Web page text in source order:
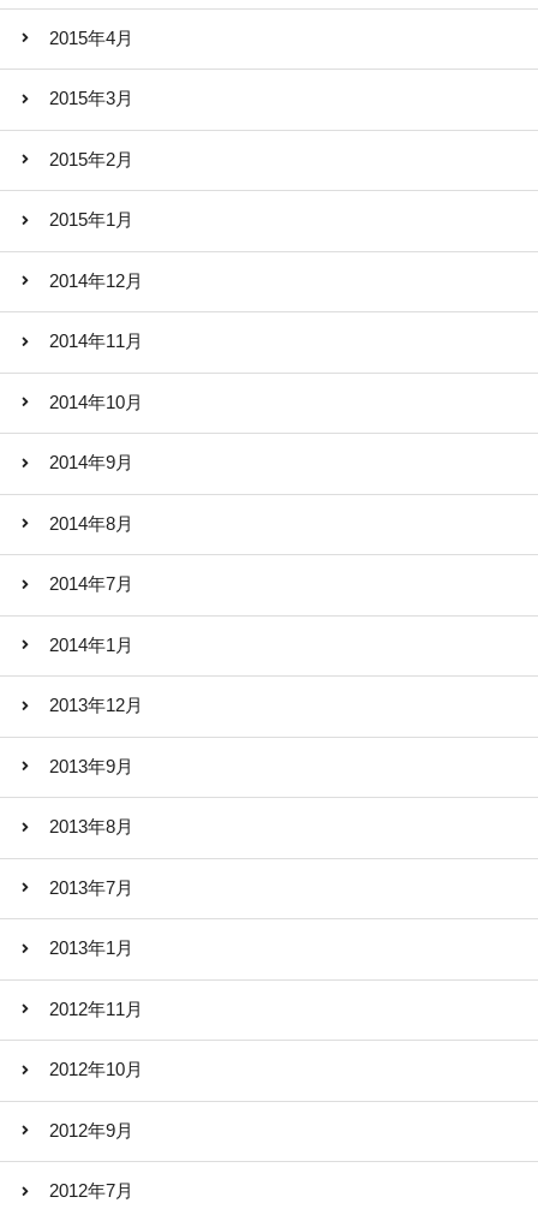
2015年4月
2015年3月
2015年2月
2015年1月
2014年12月
2014年11月
2014年10月
2014年9月
2014年8月
2014年7月
2014年1月
2013年12月
2013年9月
2013年8月
2013年7月
2013年1月
2012年11月
2012年10月
2012年9月
2012年7月